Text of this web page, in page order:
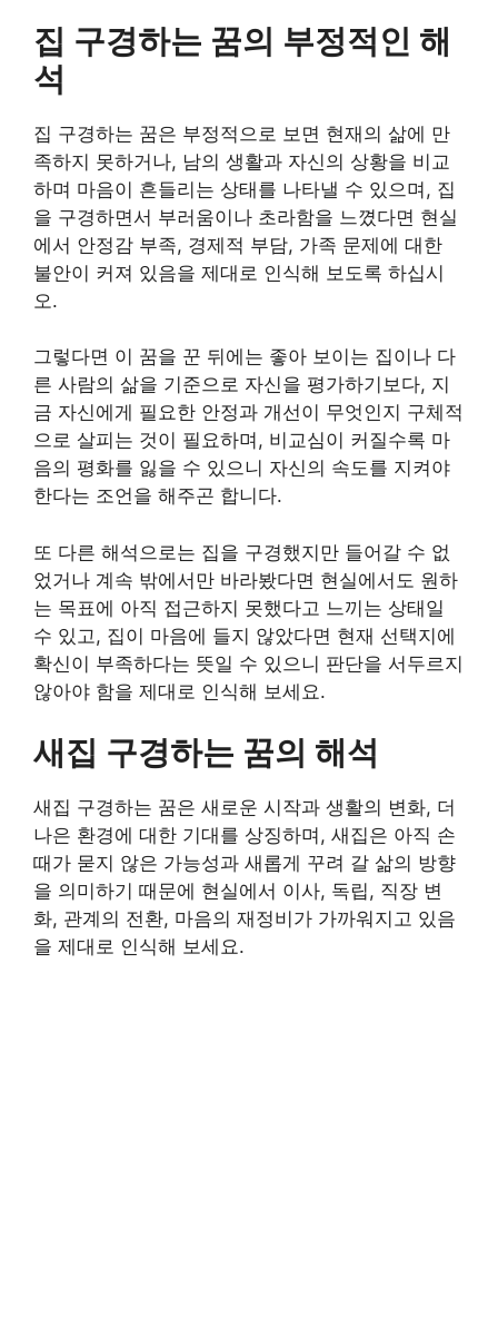
집 구경하는 꿈의 부정적인 해
석
집 구경하는 꿈은 부정적으로 보면 현재의 삶에 만
족하지 못하거나, 남의 생활과 자신의 상황을 비교
하며 마음이 흔들리는 상태를 나타낼 수 있으며, 집
을 구경하면서 부러움이나 초라함을 느꼈다면 현실
에서 안정감 부족, 경제적 부담, 가족 문제에 대한
불안이 커져 있음을 제대로 인식해 보도록 하십시
오.
그렇다면 이 꿈을 꾼 뒤에는 좋아 보이는 집이나 다
른 사람의 삶을 기준으로 자신을 평가하기보다, 지
금 자신에게 필요한 안정과 개선이 무엇인지 구체적
으로 살피는 것이 필요하며, 비교심이 커질수록 마
음의 평화를 잃을 수 있으니 자신의 속도를 지켜야
한다는 조언을 해주곤 합니다.
또 다른 해석으로는 집을 구경했지만 들어갈 수 없
었거나 계속 밖에서만 바라봤다면 현실에서도 원하
는 목표에 아직 접근하지 못했다고 느끼는 상태일
수 있고, 집이 마음에 들지 않았다면 현재 선택지에
확신이 부족하다는 뜻일 수 있으니 판단을 서두르지
않아야 함을 제대로 인식해 보세요.
새집 구경하는 꿈의 해석
새집 구경하는 꿈은 새로운 시작과 생활의 변화, 더
나은 환경에 대한 기대를 상징하며, 새집은 아직 손
때가 묻지 않은 가능성과 새롭게 꾸려 갈 삶의 방향
을 의미하기 때문에 현실에서 이사, 독립, 직장 변
화, 관계의 전환, 마음의 재정비가 가까워지고 있음
을 제대로 인식해 보세요.